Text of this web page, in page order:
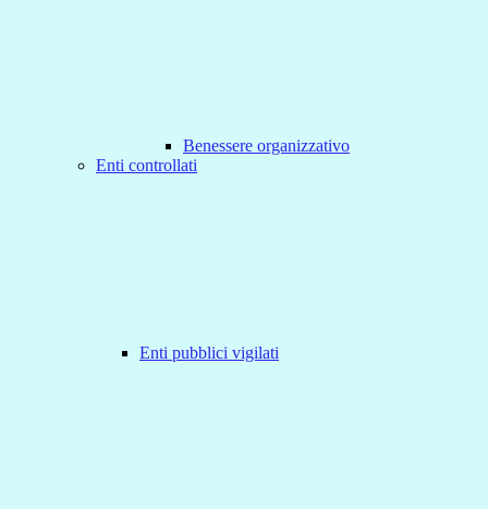
Benessere organizzativo
Enti controllati
Enti pubblici vigilati